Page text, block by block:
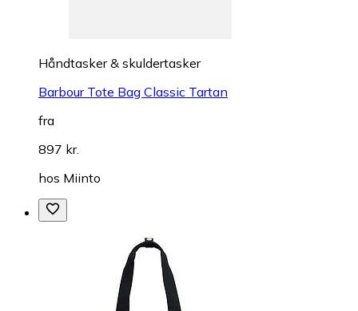
Håndtasker & skuldertasker
Barbour Tote Bag Classic Tartan
fra
897 kr.
hos Miinto